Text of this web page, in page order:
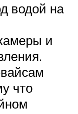
водой на
и
что